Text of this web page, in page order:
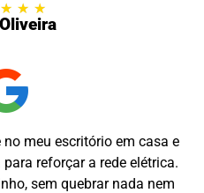
★ ★ ★
meu escritório em casa e
reforçar a rede elétrica.
sem quebrar nada nem